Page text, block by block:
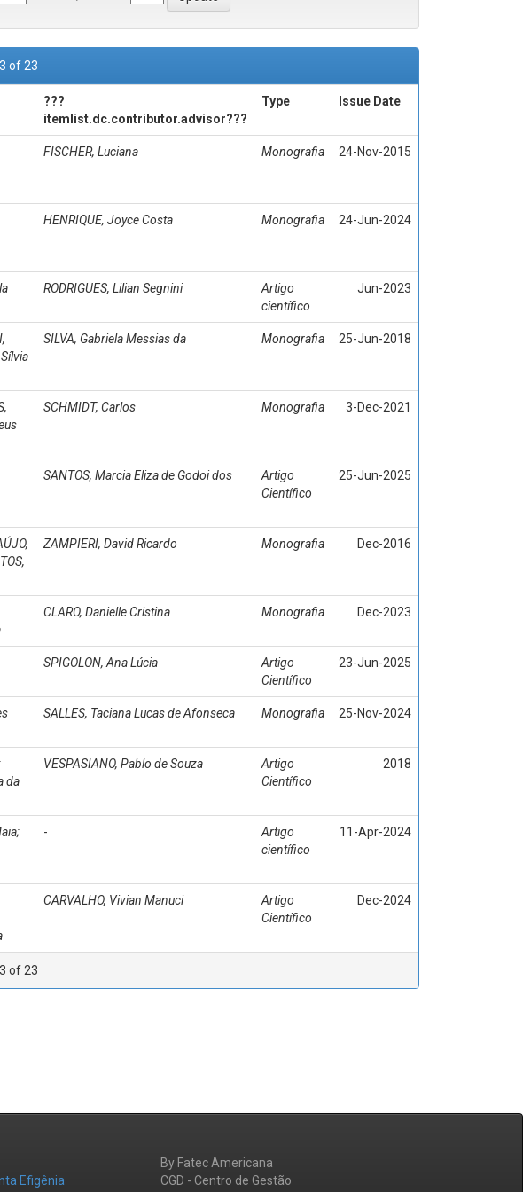
of 23
???
itemlist.dc.contributor.advisor???
Type Issue Date
FISCHER, Luciana Monografia 24-Nov-2015
HENRIQUE, Joyce Costa Monografia 24-Jun-2024
RODRIGUES, Lilian Segnini
Artigo
científico
Jun-2023
SILVA, Gabriela Messias da Monografia 25-Jun-2018
SCHMIDT, Carlos Monografia 3-Dec-2021
SANTOS, Marcia Eliza de Godoi dos
Artigo
Científico
25-Jun-2025
ZAMPIERI, David Ricardo Monografia Dec-2016
CLARO, Danielle Cristina Monografia Dec-2023
SPIGOLON, Ana Lúcia
Artigo
Científico
23-Jun-2025
SALLES, Taciana Lucas de Afonseca Monografia 25-Nov-2024
da
VESPASIANO, Pablo de Souza
Artigo
Científico
2018
-
Artigo
científico
11-Apr-2024
CARVALHO, Vivian Manuci
Artigo
Científico
Dec-2024
of 23
Efigênia
By Fatec Americana
CGD - Centro de Gestão